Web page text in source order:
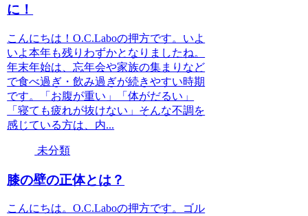
に！
こんにちは！O.C.Laboの押方です。いよ
いよ本年も残りわずかとなりましたね。
年末年始は、忘年会や家族の集まりなど
で食べ過ぎ・飲み過ぎが続きやすい時期
です。「お腹が重い」「体がだるい」
「寝ても疲れが抜けない」そんな不調を
感じている方は、内...
未分類
膝の壁の正体とは？
こんにちは。O.C.Laboの押方です。ゴル